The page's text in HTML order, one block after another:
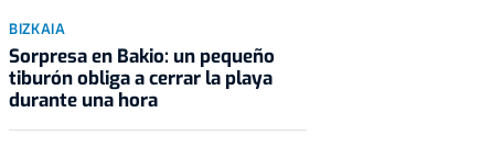
BIZKAIA
Sorpresa en Bakio: un pequeño
tiburón obliga a cerrar la playa
durante una hora